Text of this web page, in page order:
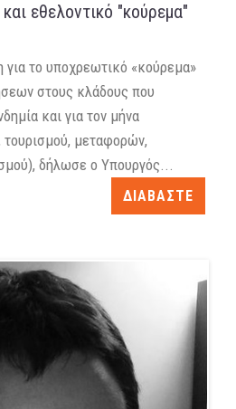
εθελοντικό "κούρεμα"
για το υποχρεωτικό «κούρεμα»
στους κλάδους που
και για τον μήνα
τουρισμού, μεταφορών,
δήλωσε ο Υπουργός...
ΔΙΑΒΑΣΤΕ